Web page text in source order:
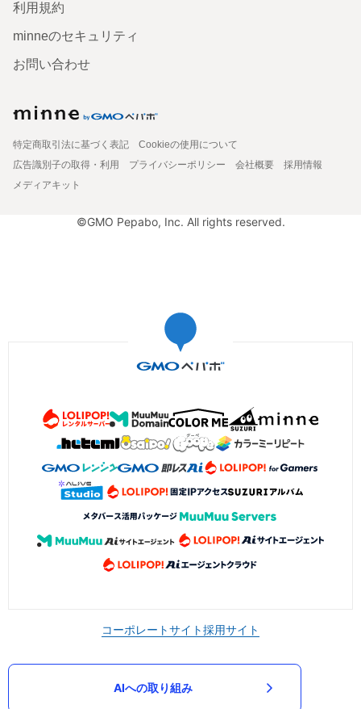
利用規約
minneのセキュリティ
お問い合わせ
特定商取引法に基づく表記
Cookieの使用について
広告識別子の取得・利用
プライバシーポリシー 会社概要
採用情報
メディアキット
©GMO Pepabo, Inc. All rights reserved.
コーポレートサイト採用サイト
AIへの取り組み